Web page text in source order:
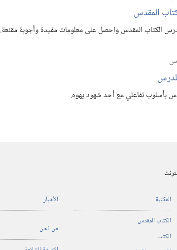
المقدس
الكتاب المقدس واحصل على معلومات مفيدة وأجوبة مقنعة.‏
بأسلوب تفاعلي مع أحد شهود يهوه.‏
المكتبة
الكتاب المقدس
الكتب
الأخبار
من نحن